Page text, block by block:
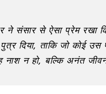
ने संसार से ऐसा प्रेम रखा
दिया, ताकि जो कोई उस
नाश न हो, बल्कि अनंत